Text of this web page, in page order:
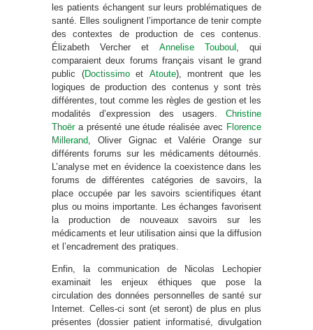
les patients échangent sur leurs problématiques de
santé. Elles soulignent l’importance de tenir compte
des contextes de production de ces contenus.
Élizabeth Vercher et Annelise Touboul , qui
comparaient deux forums français visant le grand
public (Doctissimoet Atoute), montrent que les
logiques de production des contenus y sont très
différentes, tout comme les règles de gestion et les
modalités d’expression des usagers. Christine
Thoëra présenté une étude réalisée avec Florence
Millerand, Oliver Gignac et Valérie Orange sur
différents forums sur les médicaments détournés.
L’analyse met en évidence la coexistence dans les
forums de différentes catégories de savoirs, la
place occupée par les savoirs scientifiques étant
plus ou moins importante. Les échanges favorisent
la production de nouveaux savoirs sur les
médicaments et leur utilisation ainsi que la diffusion
et l’encadrement des pratiques.
Enfin, la communication de Nicolas Lechopier
examinait les enjeux éthiques que pose la
circulation des données personnelles de santé sur
Internet. Celles-ci sont (et seront) de plus en plus
présentes (dossier patient informatisé, divulgation